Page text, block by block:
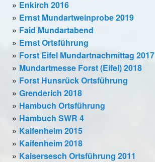
Enkirch 2016
Ernst Mundartweinprobe 2019
Faid Mundartabend
Ernst Ortsführung
Forst Eifel Mundartnachmittag 2017
Mundartmesse Forst (Eifel) 2018
Forst Hunsrück Ortsführung
Grenderich 2018
Hambuch Ortsführung
Hambuch SWR 4
Kaifenheim 2015
Kaifenheim 2018
Kaisersesch Ortsführung 2011